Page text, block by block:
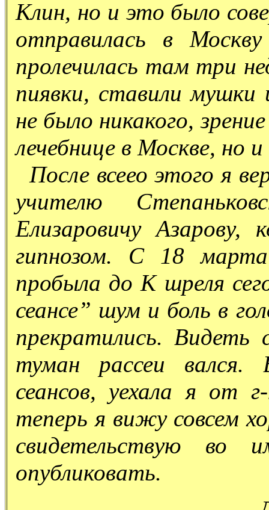
Клин, но и это было
отправилась в
пролечилась там три
пиявки, ставили мушки
не было никакого,
лечебнице в Москве, но
После всеео этого я
учителю
Елизаровичу
гипнозом. С 18
пробыла до К шреля
сеансе” шум и боль в
прекратились.
туман рассеи вался.
сеансов, уехала я от
теперь я вижу совсем
свидетельствую
опубликовать.